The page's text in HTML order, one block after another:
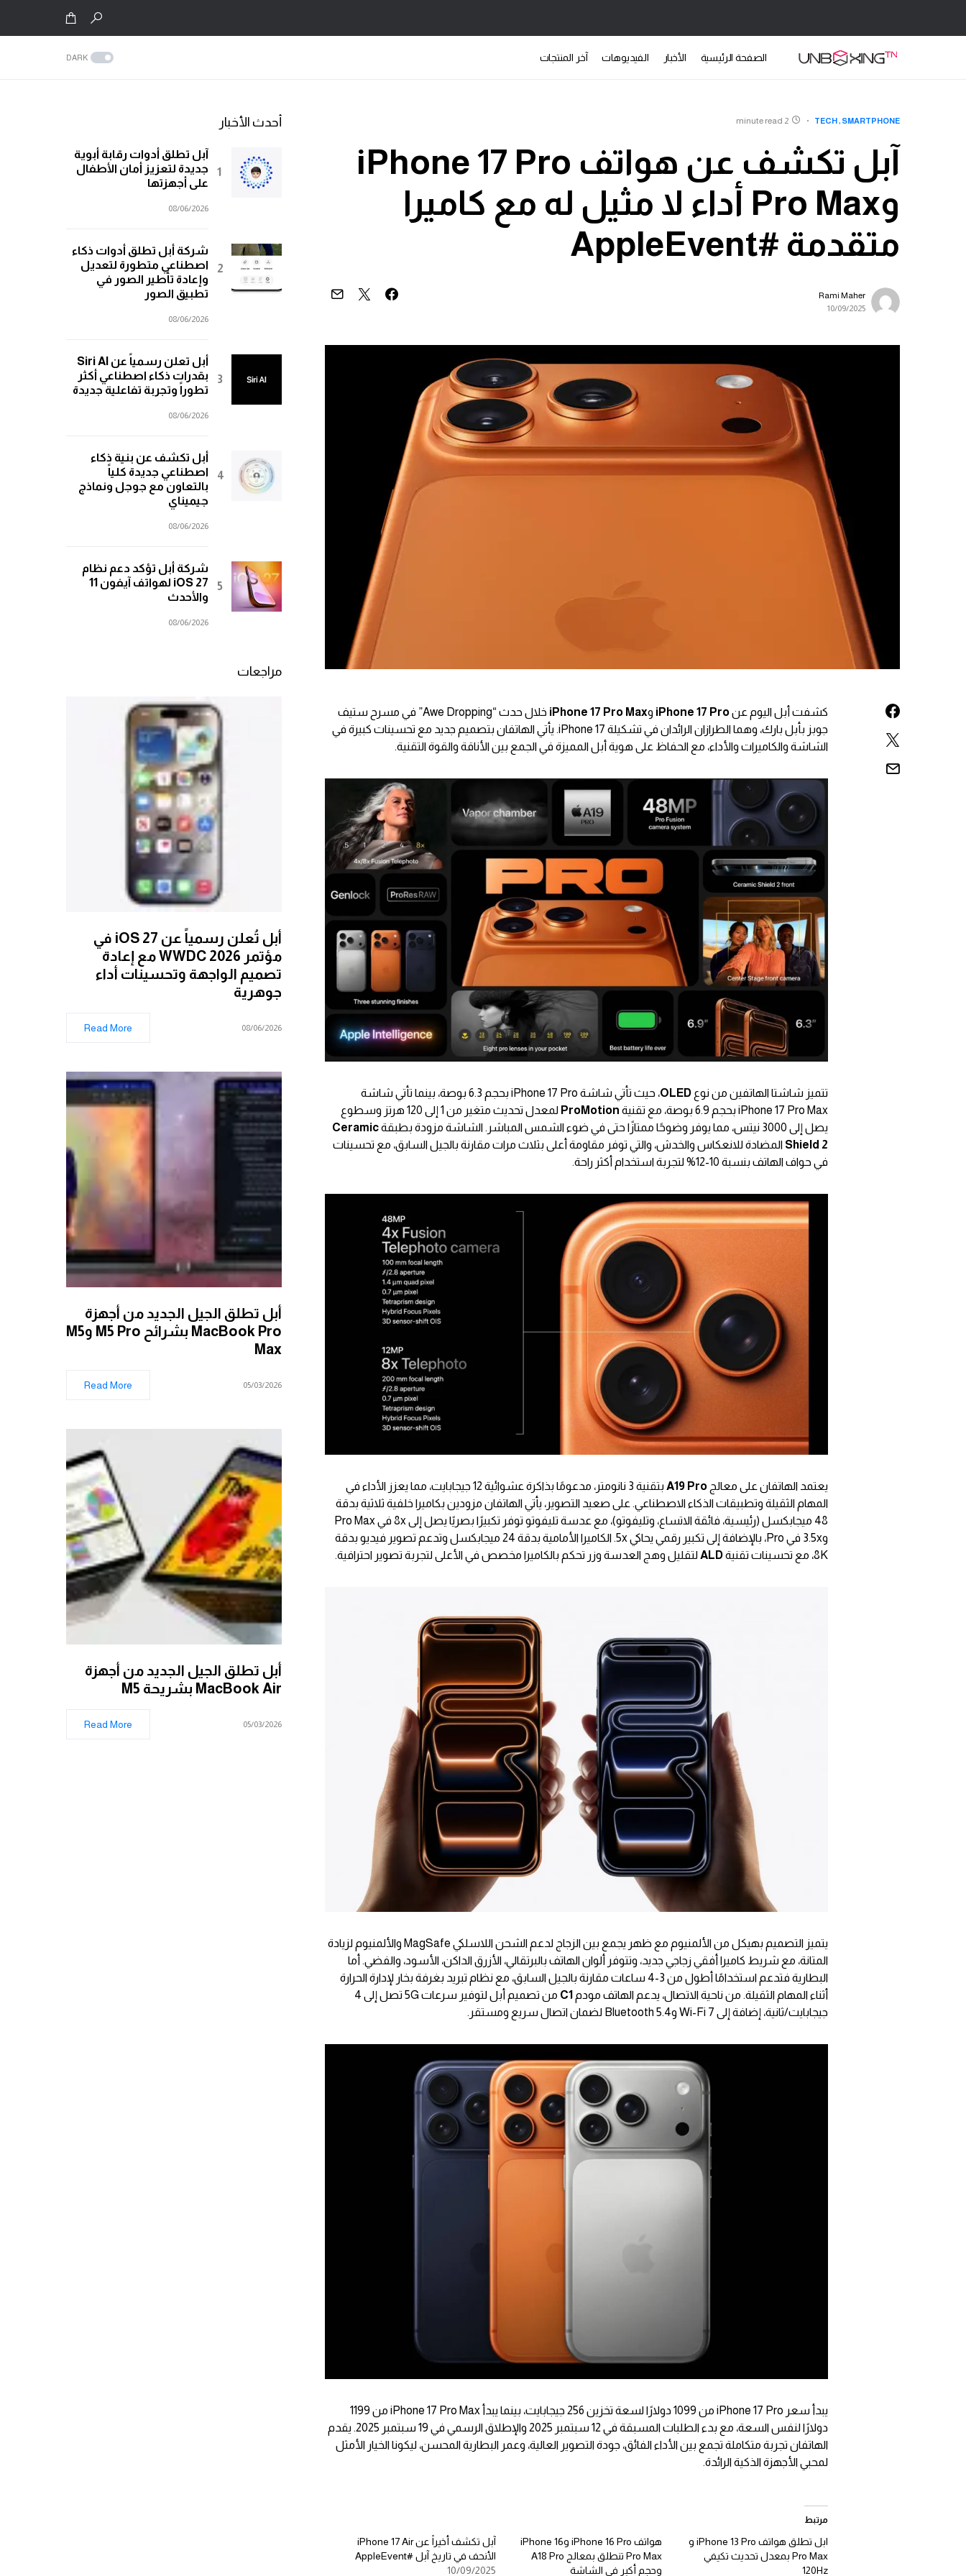
الصفحة الرئيسية الأخبار الفيديوهات آخر المنتجات DARK
SMARTPHONE
TECH
2 minute read
آبل تكشف عن هواتف iPhone 17 Pro
وPro Max أداء لا مثيل له مع كاميرا
متقدمة #AppleEvent
Rami Maher
10/09/2025
كشفت أبل اليوم عنiPhone 17 Pro وiPhone 17 Pro Max
خلال حدث “Awe Dropping” في مسرح ستيف
جوبز بأبل بارك، وهما الطرازان الرائدان في تشكيلة iPhone 17. يأتي الهاتفان بتصميم جديد مع تحسينات كبيرة في
الشاشة والكاميرات والأداء، مع الحفاظ على هوية أبل المميزة في الجمع بين الأناقة والقوة التقنية.
تتميز شاشتا الهاتفين من نوع OLED
، حيث تأتي شاشة iPhone 17 Pro بحجم 6.3 بوصة، بينما تأتي شاشة
iPhone 17 Pro Max بحجم 6.9 بوصة، مع تقنية
ProMotion
لمعدل تحديث متغير من 1 إلى 120 هرتز وسطوع
يصل إلى 3000 نيتس، مما يوفر وضوحًا ممتازًا حتى في ضوء الشمس المباشر. الشاشة مزودة بطبقة
Ceramic
Shield 2 المضادة للانعكاس والخدش، والتي توفر مقاومة أعلى بثلاث مرات مقارنة بالجيل السابق، مع تحسينات
في حواف الهاتف بنسبة 10-12% لتجربة استخدام أكثر راحة.
يعتمد الهاتفان على معالج A19 Pro
بتقنية 3 نانومتر، مدعومًا بذاكرة عشوائية 12 جيجابايت، مما يعزز الأداء في
المهام الثقيلة وتطبيقات الذكاء الاصطناعي. على صعيد التصوير، يأتي الهاتفان مزودين بكاميرا خلفية ثلاثية بدقة
48 ميجابكسل (رئيسية، فائقة الاتساع، وتليفوتو)، مع عدسة تليفوتو توفر تكبيرًا بصريًا يصل إلى 8x في Pro Max
و3.5x في Pro، بالإضافة إلى تكبير رقمي يحاكي 5x. الكاميرا الأمامية بدقة 24 ميجابكسل وتدعم تصوير فيديو بدقة
8K، مع تحسينات تقنية
ALDلتقليل وهج العدسة وزر تحكم بالكاميرا مخصص في الأعلى لتجربة تصوير احترافية.
يتميز التصميم بهيكل من الألمنيوم مع ظهر يجمع بين الزجاج لدعم الشحن اللاسلكي MagSafe والألمنيوم لزيادة
المتانة، مع شريط كاميرا أفقي زجاجي جديد، وتتوفر ألوان الهاتف بالبرتقالي، الأزرق الداكن، الأسود، والفضي. أما
البطارية فتدعم استخدامًا أطول من 3-4 ساعات مقارنة بالجيل السابق، مع نظام تبريد بغرفة بخار لإدارة الحرارة
أثناء المهام الثقيلة. من ناحية الاتصال، يدعم الهاتف مودم C1
من تصميم أبل لتوفير سرعات 5G تصل إلى 4
جيجابايت/ثانية، إضافة إلى Wi-Fi 7 وBluetooth 5.4 لضمان اتصال سريع ومستقر.
يبدأ سعر iPhone 17 Pro من 1099 دولارًا لسعة تخزين 256 جيجابايت، بينما يبدأ iPhone 17 Pro Max من 1199
دولارًا لنفس السعة، مع بدء الطلبات المسبقة في 12 سبتمبر 2025 والإطلاق الرسمي في 19 سبتمبر 2025. يقدم
الهاتفان تجربة متكاملة تجمع بين الأداء الفائق، جودة التصوير العالية، وعمر البطارية المحسن، ليكونا الخيار الأمثل
لمحبي الأجهزة الذكية الرائدة.
مرتبط
ابل تطلق هواتف iPhone 13 Pro و
Pro Max بمعدل تحديث تكيفي
120Hz
هواتف iPhone 16 Pro وiPhone 16
Pro Max تنطلق بمعالج A18 Pro
وحجم أكبر في الشاشة
آبل تكشف أخيراً عن iPhone 17 Air
الأنحف في تاريخ آبل #AppleEvent
10/09/2025
أحدث الأخبار
آبل تطلق أدوات رقابة أبوية
جديدة لتعزيز أمان الأطفال
على أجهزتها
08/06/2026
شركة أبل تطلق أدوات ذكاء
اصطناعي متطورة لتعديل
وإعادة تأطير الصور في
تطبيق الصور
08/06/2026
أبل تعلن رسمياً عن Siri AI
بقدرات ذكاء اصطناعي أكثر
تطوراً وتجربة تفاعلية جديدة
08/06/2026
أبل تكشف عن بنية ذكاء
اصطناعي جديدة كلياً
بالتعاون مع جوجل ونماذج
جيميناي
08/06/2026
شركة أبل تؤكد دعم نظام
iOS 27 لهواتف آيفون 11
والأحدث
08/06/2026
مراجعات
أبل تُعلن رسمياً عن iOS 27 في
مؤتمر WWDC 2026 مع إعادة
تصميم الواجهة وتحسينات أداء
جوهرية
08/06/2026
Read More
أبل تطلق الجيل الجديد من أجهزة
MacBook Pro بشرائح M5 Pro وM5
Max
05/03/2026
Read More
أبل تطلق الجيل الجديد من أجهزة
MacBook Air بشريحة M5
05/03/2026
Read More